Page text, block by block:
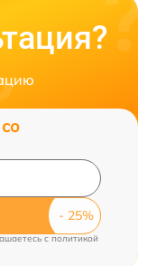
cполитикой